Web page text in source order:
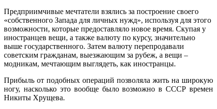
Предприимчивые мечтатели взялись за построение своего
«собственного Запада для личных нужд», используя для этого
возможности, которые предоставляло новое время. Скупая у
иностранцев вещи, а также валюту по курсу, значительно
выше государственного. Затем валюту перепродавали
советским гражданам, выезжающим за рубеж, а вещи –
модникам, мечтающим выглядеть, как иностранцы.
Прибыль от подобных операций позволяла жить на широкую
ногу, насколько это вообще было возможно в СССР времен
Никиты Хрущева.